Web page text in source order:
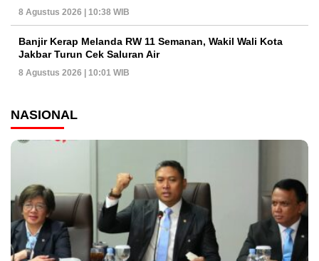
8 Agustus 2026 | 10:38 WIB
Banjir Kerap Melanda RW 11 Semanan, Wakil Wali Kota
Jakbar Turun Cek Saluran Air
8 Agustus 2026 | 10:01 WIB
NASIONAL